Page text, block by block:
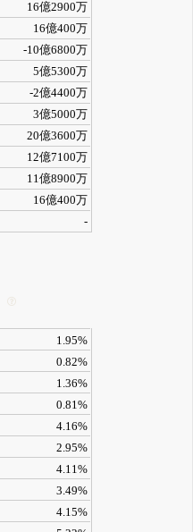
16億2900万
16億400万
-10億6800万
5億5300万
-2億4400万
3億5000万
20億3600万
12億7100万
11億8900万
16億400万
-
1.95%
0.82%
1.36%
0.81%
4.16%
2.95%
4.11%
3.49%
4.15%